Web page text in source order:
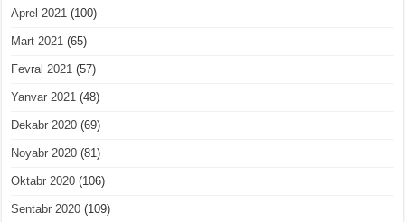
Aprel 2021 (100)
Mart 2021 (65)
Fevral 2021 (57)
Yanvar 2021 (48)
Dekabr 2020 (69)
Noyabr 2020 (81)
Oktabr 2020 (106)
Sentabr 2020 (109)